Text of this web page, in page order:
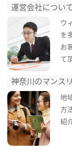
運営会社について
ウ
を
お
て
神奈川のマンス
地
方
紹